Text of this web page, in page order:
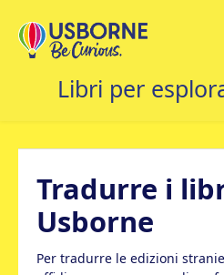
Tradurre i
Usborne
Per tradurre le edizioni